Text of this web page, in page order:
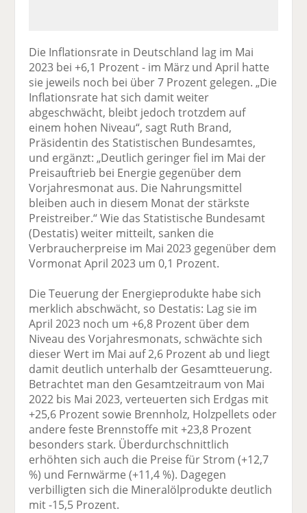
Die Inflationsrate in Deutschland lag im Mai
2023 bei +6,1 Prozent - im März und April hatte
sie jeweils noch bei über 7 Prozent gelegen. „Die
Inflationsrate hat sich damit weiter
abgeschwächt, bleibt jedoch trotzdem auf
einem hohen Niveau“, sagt Ruth Brand,
Präsidentin des Statistischen Bundesamtes,
und ergänzt: „Deutlich geringer fiel im Mai der
Preisauftrieb bei Energie gegenüber dem
Vorjahresmonat aus. Die Nahrungsmittel
bleiben auch in diesem Monat der stärkste
Preistreiber.“ Wie das Statistische Bundesamt
(Destatis) weiter mitteilt, sanken die
Verbraucherpreise im Mai 2023 gegenüber dem
Vormonat April 2023 um 0,1 Prozent.
Die Teuerung der Energieprodukte habe sich
merklich abschwächt, so Destatis: Lag sie im
April 2023 noch um +6,8 Prozent über dem
Niveau des Vorjahresmonats, schwächte sich
dieser Wert im Mai auf 2,6 Prozent ab und liegt
damit deutlich unterhalb der Gesamtteuerung.
Betrachtet man den Gesamtzeitraum von Mai
2022 bis Mai 2023, verteuerten sich Erdgas mit
+25,6 Prozent sowie Brennholz, Holzpellets oder
andere feste Brennstoffe mit +23,8 Prozent
besonders stark. Überdurchschnittlich
erhöhten sich auch die Preise für Strom (+12,7
%) und Fernwärme (+11,4 %). Dagegen
verbilligten sich die Mineralölprodukte deutlich
mit -15,5 Prozent.